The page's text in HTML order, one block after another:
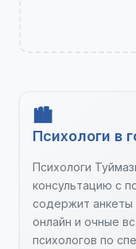
Психологи в
Психологи
консультацию с
содержит
онлайн и очные
психологов по